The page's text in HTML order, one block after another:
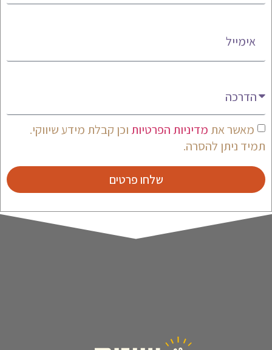
מאשר את מדיניות הפרטיות וכן קבלת מידע שיווקי.
תמיד ניתן להסרה.
שלחו פרטים